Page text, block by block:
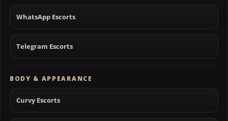
WhatsApp Escorts
Telegram Escorts
BODY & APPEARANCE
Curvy Escorts